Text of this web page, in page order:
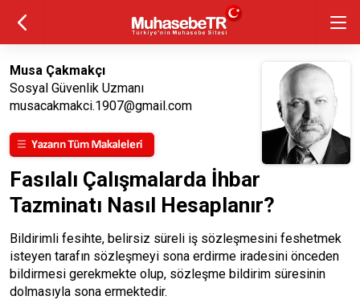
Musa Çakmakçı
Sosyal Güvenlik Uzmanı
musacakmakci.1907@gmail.com
Fasılalı Çalışmalarda İhbar
Tazminatı Nasıl Hesaplanır?
Bildirimli fesihte, belirsiz süreli iş sözleşmesini feshetmek
isteyen tarafın sözleşmeyi sona erdirme iradesini önceden
bildirmesi gerekmekte olup, sözleşme bildirim süresinin
dolmasıyla sona ermektedir.